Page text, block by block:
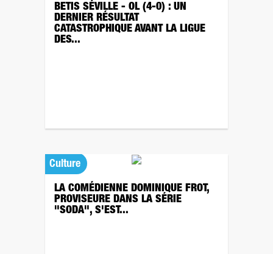
BETIS SÉVILLE - OL (4-0) : UN
DERNIER RÉSULTAT
CATASTROPHIQUE AVANT LA LIGUE
DES...
Culture
LA COMÉDIENNE DOMINIQUE FROT,
PROVISEURE DANS LA SÉRIE
"SODA", S'EST...